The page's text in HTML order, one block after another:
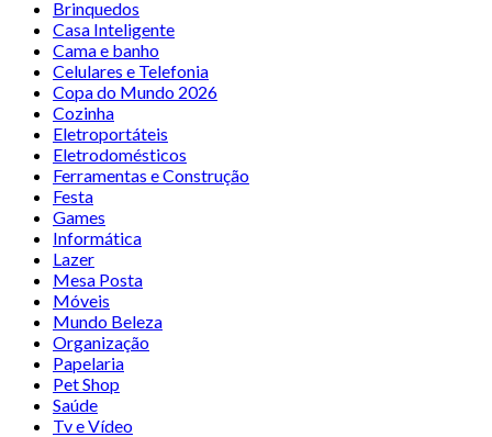
Brinquedos
Casa Inteligente
Cama e banho
Celulares e Telefonia
Copa do Mundo 2026
Cozinha
Eletroportáteis
Eletrodomésticos
Ferramentas e Construção
Festa
Games
Informática
Lazer
Mesa Posta
Móveis
Mundo Beleza
Organização
Papelaria
Pet Shop
Saúde
Tv e Vídeo